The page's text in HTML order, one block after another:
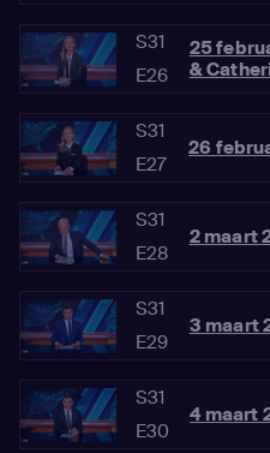
S31
E26
25
&
S31
E27
26
S31
E28
2 maart
S31
E29
3 maart
S31
E30
4 maart